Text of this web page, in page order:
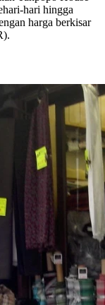
hari hingga
harga berkisar